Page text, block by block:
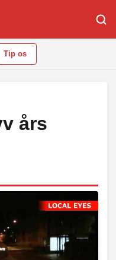
Tip os
års